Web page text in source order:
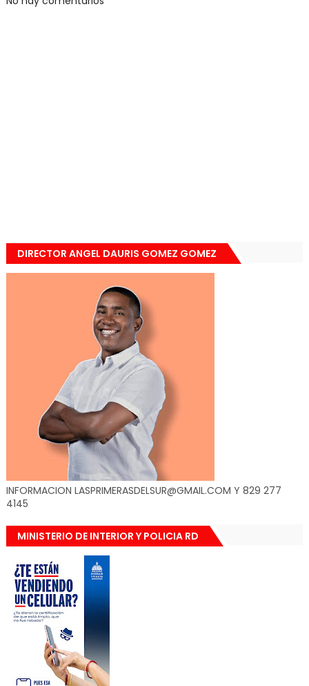
DIRECTOR ANGEL DAURIS GOMEZ GOMEZ
INFORMACION LASPRIMERASDELSUR@GMAIL.COM Y 829 277
4145
MINISTERIO DE INTERIOR Y POLICIA RD